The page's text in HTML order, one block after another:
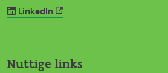
LinkedIn
Nuttige links